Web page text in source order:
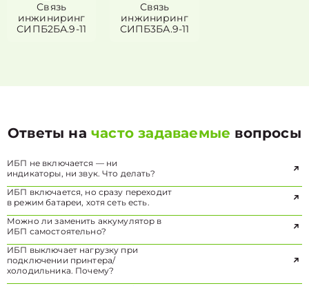
Связь
инжиниринг
СИПБ2БА.9-11
Связь
инжиниринг
СИПБ3БА.9-11
Ответы начасто задаваемые вопросы
ИБП не включается — ни
индикаторы, ни звук. Что делать?
ИБП включается, но сразу переходит
в режим батареи, хотя сеть есть.
Можно ли заменить аккумулятор в
ИБП самостоятельно?
ИБП выключает нагрузку при
подключении принтера/
холодильника. Почему?